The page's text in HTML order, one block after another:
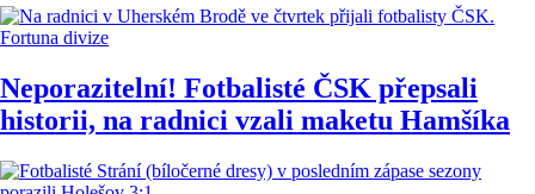
Fortuna divize
Neporazitelní! Fotbalisté ČSK přepsali
historii, na radnici vzali maketu Hamšíka